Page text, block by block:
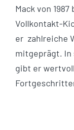
Mack von
Vollkontakt-
er zahlreiche
mitgeprägt. In
gibt er